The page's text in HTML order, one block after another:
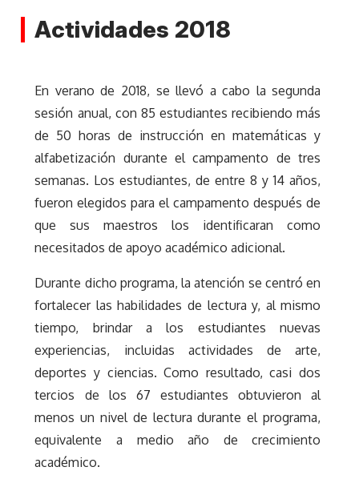
Actividades 2018
En verano de 2018, se llevó a cabo la segunda
sesión anual, con 85 estudiantes recibiendo más
de 50 horas de instrucción en matemáticas y
alfabetización durante el campamento de tres
semanas. Los estudiantes, de entre 8 y 14 años,
fueron elegidos para el campamento después de
que sus maestros los identificaran como
necesitados de apoyo académico adicional.
Durante dicho programa, la atención se centró en
fortalecer las habilidades de lectura y, al mismo
tiempo, brindar a los estudiantes nuevas
experiencias, incluidas actividades de arte,
deportes y ciencias. Como resultado, casi dos
tercios de los 67 estudiantes obtuvieron al
menos un nivel de lectura durante el programa,
equivalente a medio año de crecimiento
académico.